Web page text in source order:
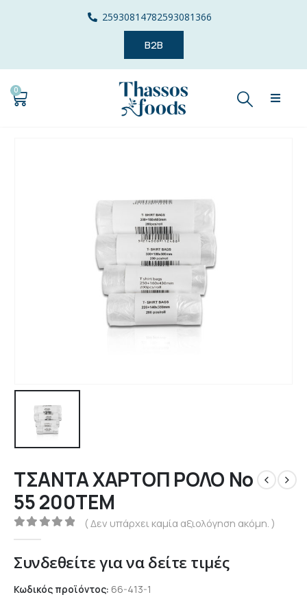
25930814782593081366
B2B
0
ΤΣΑΝΤΑ ΧΑΡΤΟΠ ΡΟΛΟ Νο
55 200ΤΕΜ
0out of 5
( Δεν υπάρχει καμία αξιολόγηση ακόμη. )
Συνδεθείτε για να δείτε τιμές
Κωδικός προϊόντος: 66-413-1